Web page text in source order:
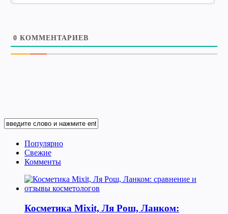
0 КОММЕНТАРИЕВ
Популярно
Свежие
Комменты
Косметика Мixit, Ля Рош, Ланком: